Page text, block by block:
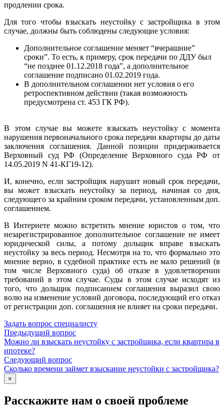
продлении срока.
Для того чтобы взыскать неустойку с застройщика в этом
случае, должны быть соблюдены следующие условия:
Дополнительное соглашение меняет “вчерашние”
сроки”. То есть, к примеру, срок передачи по ДДУ был
“не позднее 01.12.2018 года”, а дополнительное
соглашение подписано 01.02.2019 года.
В дополнительном соглашении нет условия о его
ретроспективном действии (такая возможность
предусмотрена ст. 453 ГК РФ).
В этом случае вы можете взыскать неустойку с момента
нарушения первоначального срока передачи квартиры до даты
заключения соглашения. Данной позиции придерживается
Верховный суд РФ (Определение Верховного суда РФ от
14.05.2019 N 41-КГ19-12).
И, конечно, если застройщик нарушит новый срок передачи,
вы может взыскать неустойку за период, начиная со дня,
следующего за крайним сроком передачи, установленным доп.
соглашением.
В Интернете можно встретить мнение юристов о том, что
незарегистрированное дополнительное соглашение не имеет
юридической силы, а потому дольщик вправе взыскать
неустойку за весь период. Несмотря на то, что формально это
мнение верно, в судебной практике есть не мало решений (в
том числе Верховного суда) об отказе в удовлетворении
требований в этом случае. Суды в этом случае исходят из
того, что дольщик подписанием соглашения выразил свою
волю на изменение условий договора, последующий его отказ
от регистрации доп. соглашения не влияет на сроки передачи.
Задать вопрос специалисту
Предыдущий вопрос
Можно ли взыскать неустойку с застройщика, если квартира в
ипотеке?
Следующий вопрос
Сколько времени займет взыскание неустойки с застройщика?
×
Расскажите нам о своей проблеме